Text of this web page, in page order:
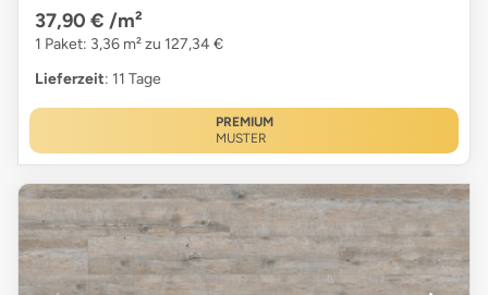
37,90 € /m²
1 Paket: 3,36 m² zu 127,34 €
Lieferzeit: 11 Tage
PREMIUM
MUSTER